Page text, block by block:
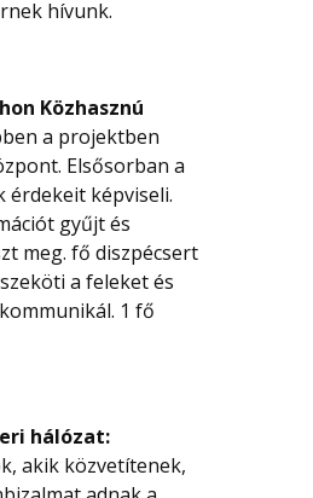
hívunk.
Közhasznú
a projektben
Elsősorban a
érdekeit képviseli.
gyűjt és
meg. fő diszpécsert
a feleket és
1 fő
hálózat:
akik közvetítenek,